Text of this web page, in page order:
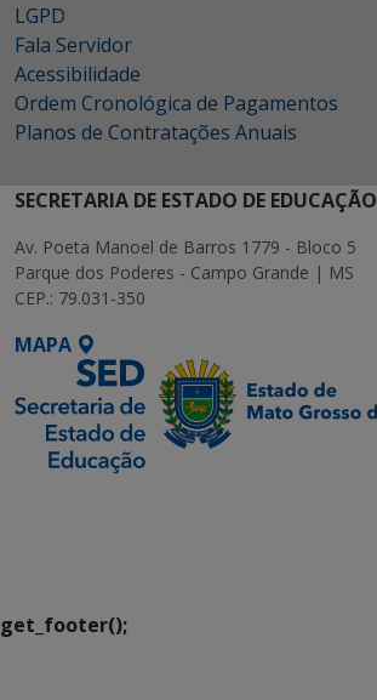
LGPD
Fala Servidor
Acessibilidade
Ordem Cronológica de Pagamentos
Planos de Contratações Anuais
SECRETARIA DE ESTADO DE EDUCAÇÃO
Av. Poeta Manoel de Barros 1779 - Bloco 5
Parque dos Poderes - Campo Grande | MS
CEP.: 79.031-350
MAPA
get_footer();